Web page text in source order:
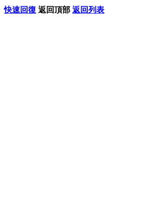
快速回復 返回頂部 返回列表